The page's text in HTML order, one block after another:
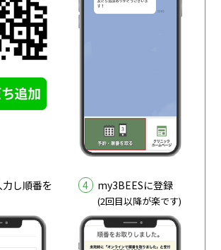
し順番を
4 my3BEESに登録
(2回目以降が楽です)